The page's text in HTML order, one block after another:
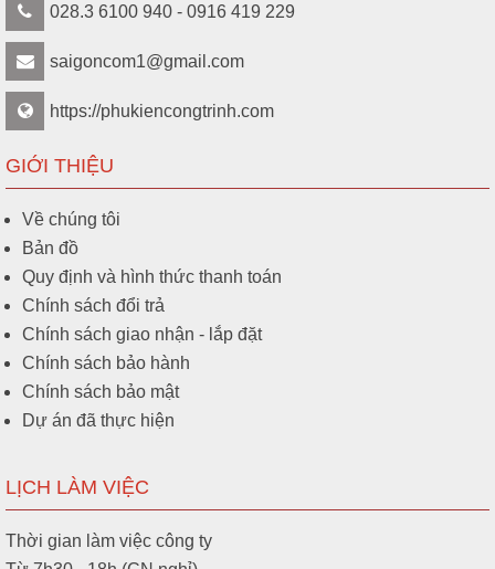
028.3 6100 940 - 0916 419 229
saigoncom1@gmail.com
https://phukiencongtrinh.com
GIỚI THIỆU
Về chúng tôi
Bản đồ
Quy định và hình thức thanh toán
Chính sách đổi trả
Chính sách giao nhận - lắp đặt
Chính sách bảo hành
Chính sách bảo mật
Dự án đã thực hiện
LỊCH LÀM VIỆC
Thời gian làm việc công ty